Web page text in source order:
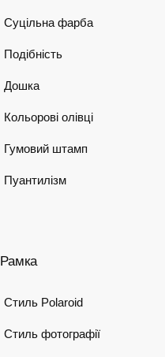
Суцільна фарба
Подібність
Дошка
Кольорові олівці
Гумовий штамп
Пуантилізм
Рамка
Стиль Polaroid
Стиль фотографії